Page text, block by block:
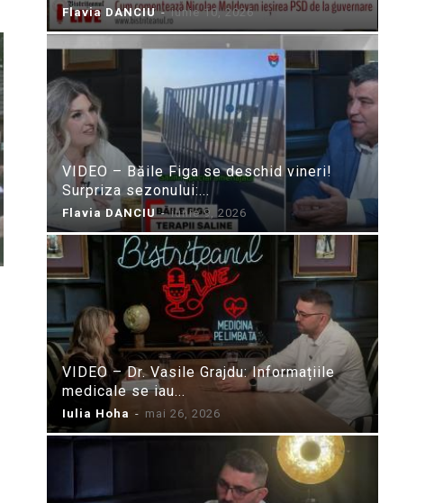
Flavia DANCIU - iunie 10, 2026
VIDEO – Băile Figa se deschid vineri!
Surpriza sezonului:...
Flavia DANCIU - iunie 9, 2026
VIDEO – Dr. Vasile Grajdu: Informațiile
medicale se iau...
Iulia Hoha - mai 26, 2026